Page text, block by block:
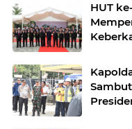
HUT